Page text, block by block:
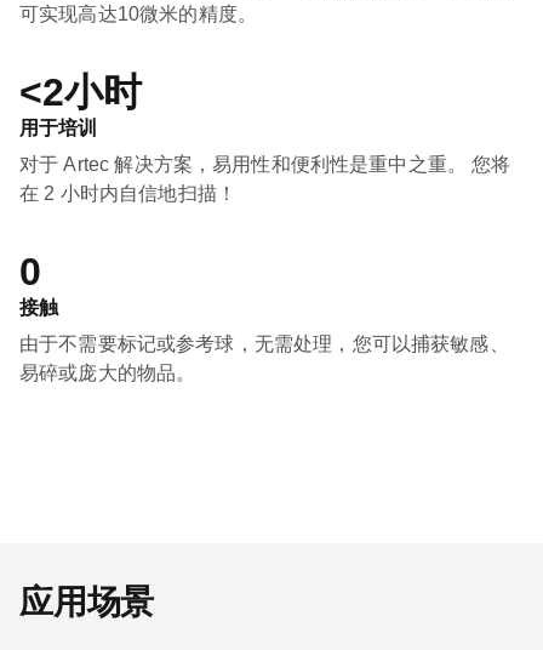
可实现高达10微米的精度。
<2小时
用于培训
对于 Artec 解决方案，易用性和便利性是重中之重。 您将
在 2 小时内自信地扫描！
0
接触
由于不需要标记或参考球，无需处理，您可以捕获敏感、
易碎或庞大的物品。
应用场景